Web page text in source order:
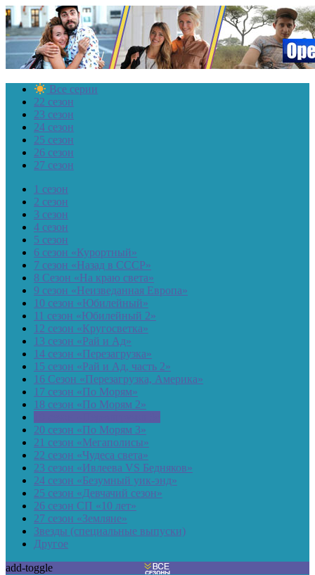
Все серии
22 сезон
23 сезон
24 сезон
25 сезон
26 сезон
27 сезон
1 сезон
2 сезон
3 сезон
4 сезон
5 сезон
6 сезон «Курортный»
7 сезон «Назад в СССР»
8 Сезон «На краю света»
9 сезон «Неизведанная Европа»
10 сезон «Юбилейный»
11 сезон «Юбилейный 2»
12 сезон «Кругосветка»
13 сезон «Рай и Ад»
14 сезон «Перезагрузка»
15 сезон «Рай и Ад, часть 2»
16 Сезон «Перезагрузка, Америка»
17 сезон «По Морям»
18 сезон «По Морям 2»
20 сезон «По Морям 3»
21 сезон «Мегаполисы»
22 сезон «Чудеса света»
23 сезон «Ивлеева VS Бедняков»
24 сезон «Безумный уик-энд»
25 сезон «Девчачий сезон»
26 сезон СП «10 лет»
27 сезон «Земляне»
Звезды (специальные выпуски)
Другое
add-toggle